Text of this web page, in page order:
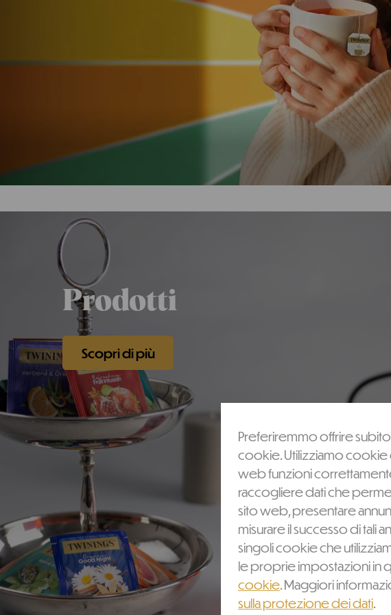
Twinings
Prodotti
Scopri di più
Preferiremmo offrire
cookie. Utilizziamo cookie
web funzioni
raccogliere dati che
sito web, presentare
misurare il successo di tali
singoli cookie che
le proprie impostazioni in
cookie. Maggiori
sulla protezione dei dati.